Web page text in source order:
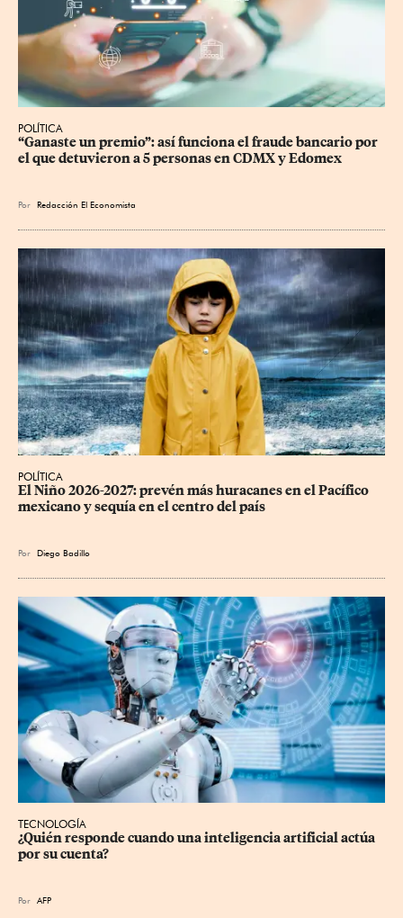
POLÍTICA
“Ganaste un premio”: así funciona el fraude bancario por
el que detuvieron a 5 personas en CDMX y Edomex
Por Redacción El Economista
POLÍTICA
El Niño 2026-2027: prevén más huracanes en el Pacífico
mexicano y sequía en el centro del país
Por Diego Badillo
TECNOLOGÍA
¿Quién responde cuando una inteligencia artificial actúa
por su cuenta?
Por AFP